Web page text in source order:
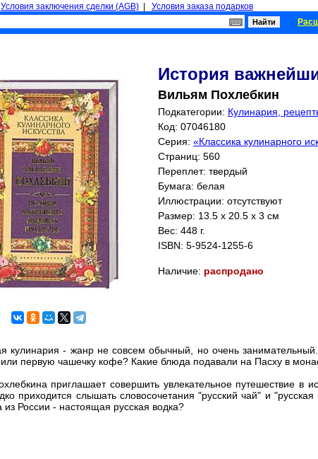
Условия заключения сделки (AGB) Условия заказа подарков
История
Вильям Похлебкин
Подкатегории: Кулинария,
Код: 07046180
Серия: «Классика кулинарного
Страниц: 560
Переплет: твердый
Бумага: белая
Иллюстрации: отсутствуют
Размер: 13.5 x 20.5 x 3 см
Вес: 448 г.
ISBN: 5-9524-1255-6
Наличие: распродано
кулинария - жанр не совсем обычный, но очень
первую чашечку кофе? Какие блюда подавали на Пасху в
приглашает совершить увлекательное путешествие
приходится слышать словосочетания "русский чай" и
из России - настоящая русская водка?